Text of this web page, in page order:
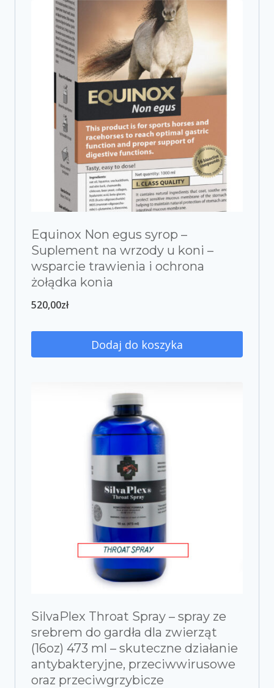
Equinox Non egus syrop –
Suplement na wrzody u koni –
wsparcie trawienia i ochrona
żołądka konia
520,00zł
Dodaj do koszyka
SilvaPlex Throat Spray – spray ze
srebrem do gardła dla zwierząt
(16oz) 473 ml – skuteczne działanie
antybakteryjne, przeciwwirusowe
oraz przeciwgrzybicze